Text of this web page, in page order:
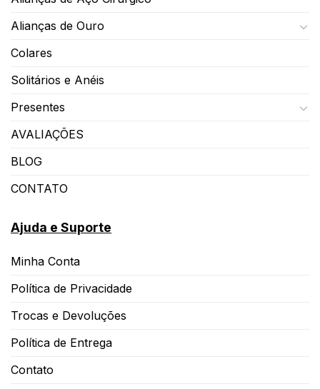
Alianças de Ouro
Colares
Solitários e Anéis
Presentes
AVALIAÇÕES
BLOG
CONTATO
Ajuda e Suporte
Minha Conta
Política de Privacidade
Trocas e Devoluções
Política de Entrega
Contato